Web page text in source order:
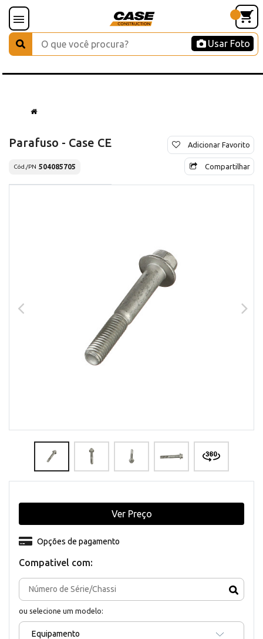
Usar Foto
Parafuso - Case CE
Cód./PN 504085705
Adicionar Favorito
Compartilhar
Compativel com:
ou selecione um modelo:
Equipamento
Opções de pagamento
Ver Preço